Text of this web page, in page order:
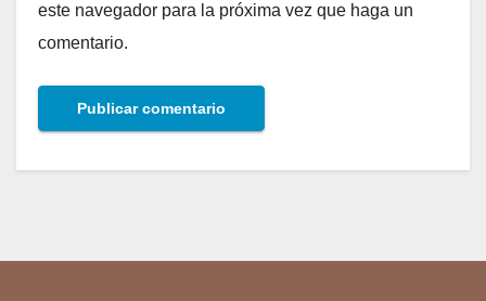
este navegador para la próxima vez que haga un
comentario.